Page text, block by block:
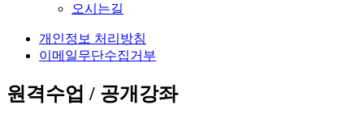
오시는길
개인정보 처리방침
이메일무단수집거부
원격수업 / 공개강좌